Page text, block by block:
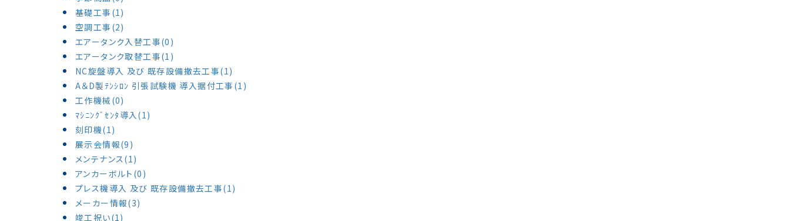
基礎工事(1)
空調工事(2)
エアータンク入替工事(0)
エアータンク取替工事(1)
NC旋盤導入 及び 既存設備撤去工事(1)
A＆D製ﾃﾝｼﾛﾝ 引張試験機 導入据付工事(1)
工作機械(0)
ﾏｼﾆﾝｸﾞｾﾝﾀ導入(1)
刻印機(1)
展示会情報(9)
メンテナンス(1)
アンカーボルト(0)
プレス機導入 及び 既存設備撤去工事(1)
メーカー情報(3)
竣工祝い(1)